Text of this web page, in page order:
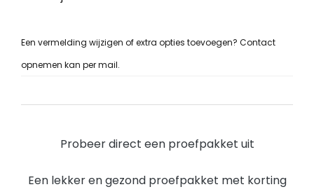
Een vermelding wijzigen of extra opties toevoegen? Contact
opnemen kan per mail.
Probeer direct een proefpakket uit
Een lekker en gezond proefpakket met korting